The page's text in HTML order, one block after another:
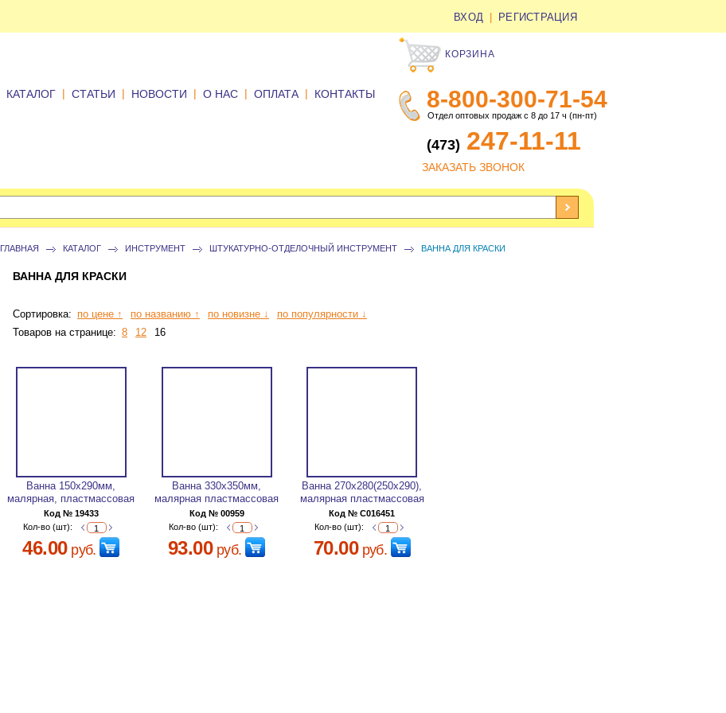
ВХОД РЕГИСТРАЦИЯ
КОРЗИНА
8-800-300-71-54
Отдел оптовых продаж с 8 до 17 ч (пн-пт)
(473) 247-11-11
ЗАКАЗАТЬ ЗВОНОК
КАТАЛОГ | СТАТЬИ | НОВОСТИ | О НАС | ОПЛАТА | КОНТАКТЫ
ГЛАВНАЯ КАТАЛОГ ИНСТРУМЕНТ ШТУКАТУРНО-ОТДЕЛОЧНЫЙ ИНСТРУМЕНТ ВАННА ДЛЯ КРАСКИ
ВАННА ДЛЯ КРАСКИ
Сортировка: по цене ↑ по названию ↑ по новизне ↓
по популярности ↓
Товаров на странице: 8 12 16
Ванна 150х290мм,
малярная, пластмассовая
Код № 19433
Кол-во (шт):
46.00руб.
Ванна 330х350мм,
малярная пластмассовая
Код № 00959
Кол-во (шт):
93.00руб.
Ванна 270х280(250х290),
малярная пластмассовая
Код № C016451
Кол-во (шт):
70.00руб.